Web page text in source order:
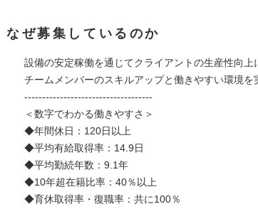
なぜ募集しているのか
設備の安定稼働を通じてクライアントの生産性向上
チームメンバーのスキルアップと働きやすい環境を
------------------------------------
＜数字でわかる働きやすさ＞
◆年間休日：120日以上
◆平均有給取得率：14.9日
◆平均勤続年数：9.1年
◆10年超在籍比率：40％以上
◆育休取得率・復職率：共に100％